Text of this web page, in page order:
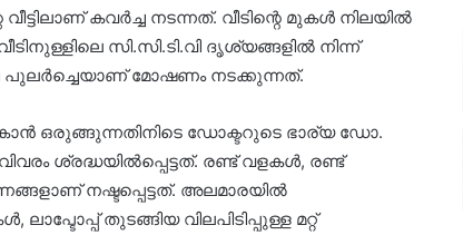
കവർച്ച നടന്നത്. വീടിന്റെ മുകൾ നിലയിൽ
സി.സി.ടി.വി ദൃശ്യങ്ങളിൽ നിന്ന്
പുലർച്ചെയാണ് മോഷണം നടക്കുന്നത്.
ഒരുങ്ങുന്നതിനിടെ ഡോക്ടറുടെ ഭാര്യ ഡോ.
ശ്രദ്ധയിൽപ്പെട്ടത്. രണ്ട് വളകൾ, രണ്ട്
നഷ്ടപ്പെട്ടത്. അലമാരയിൽ
തുടങ്ങിയ വിലപിടിപ്പുള്ള മറ്റ്